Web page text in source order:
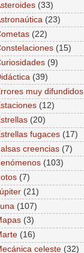
(33)
(23)
(22)
(15)
(9)
(39)
muy difundidos
(12)
(20)
fugaces (17)
creencias (7)
(103)
(7)
(21)
(107)
(3)
(16)
celeste (32)